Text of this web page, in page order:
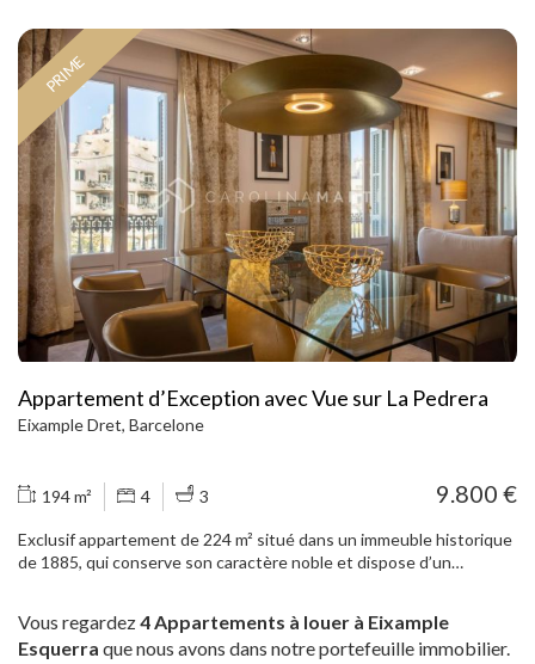
PRIME
Appartement d’Exception avec Vue sur La Pedrera
Eixample Dret, Barcelone
194 m² 4 3 9.800 €
Exclusif appartement de 224 m² situé dans un immeuble historique
de 1885, qui conserve son caractère noble et dispose d’un
caractère architectural et confort contemporain. Ses 194 m²
habitables sont distribués de manière harmonieuse, avec de vastes
Vous regardez4 Appartements à louer à Eixample
Esquerra que nous avons dans notre portefeuille immobilier.